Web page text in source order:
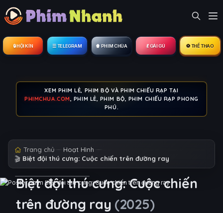
🔒︎ HỘI KÍN ☰ TELEGRAM 🍿 PHIM CHÙA 💃 GÁI GÚ ⚽ THỂ THAO
XEM PHIM LẺ, PHIM BỘ VÀ PHIM CHIẾU RẠP TẠI
PHIMCHUA.COM, PHIM LẺ, PHIM BỘ, PHIM CHIẾU RẠP PHONG
PHÚ.
Trang chủ Hoạt Hình
🎬 Biệt đội thú cưng: Cuộc chiến trên đường ray
Biệt đội thú cưng: Cuộc chiến
trên đường ray (2025)